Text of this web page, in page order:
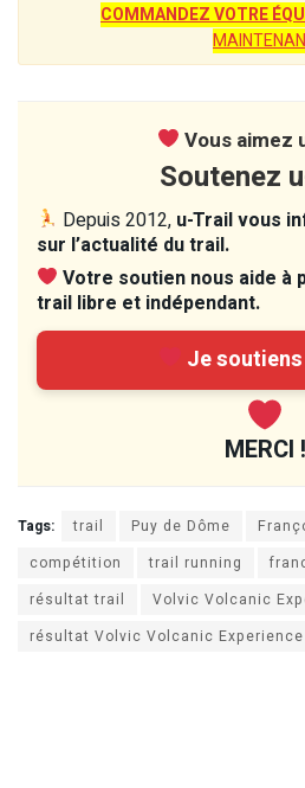
COMMANDEZ VOTRE
Vous aimez
Soutenez
Depuis 2012, u-Trail vous
sur l’actualité du trail.
Votre soutien nous aide à
trail libre et indépendant.
Je
MERCI !
Tags: trail Puy de Dôme
compétition
trail running
résultat trail
Volvic Volcanic
résultat Volvic Volcanic Experience